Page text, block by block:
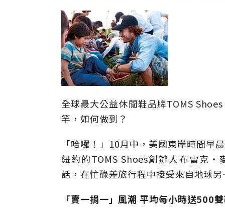
全球最大公益休閒鞋品牌TOMS
竿，如何做到？
「哈囉！」10月中，美國東岸時間早
紐約的TOMS Shoes創辦人布雷克
話，在忙碌差旅行程中接受來自地球
「賣一捐一」風潮 平均每小時送500